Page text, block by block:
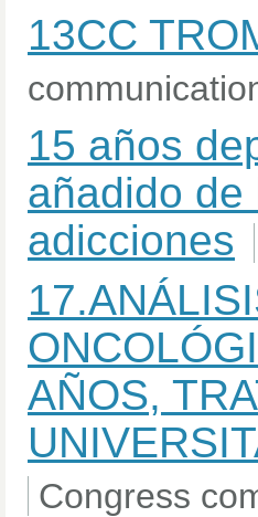
13CC
15 años
añadido
adicciones
AÑOS,
Congress